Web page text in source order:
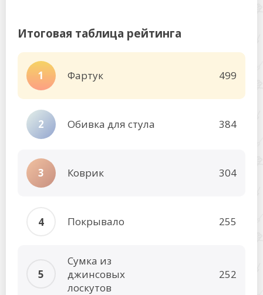
Итоговая таблица рейтинга
Фартук 499
Обивка для стула 384
Коврик 304
Покрывало 255
Сумка из
джинсовых
лоскутов
252